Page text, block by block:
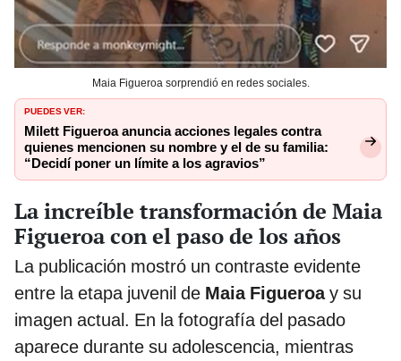
Maia Figueroa sorprendió en redes sociales.
PUEDES VER:
Milett Figueroa anuncia acciones legales contra
quienes mencionen su nombre y el de su familia:
“Decidí poner un límite a los agravios”
La increíble transformación de Maia
Figueroa con el paso de los años
La publicación mostró un contraste evidente
entre la etapa juvenil de Maia Figueroay su
imagen actual. En la fotografía del pasado
aparece durante su adolescencia, mientras